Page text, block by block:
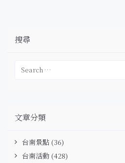
搜尋
文章分類
台南景點 (36)
台南活動 (428)